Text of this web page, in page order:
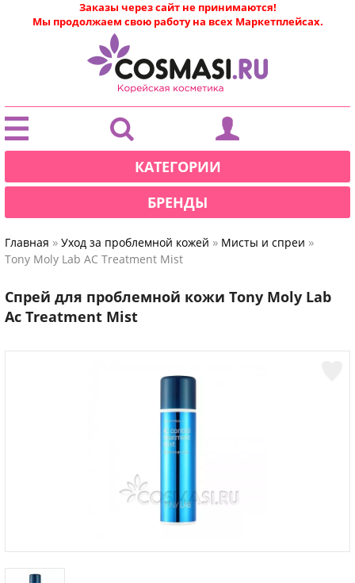
|
Заказы через сайт не принимаются!
Мы продолжаем свою работу на всех Маркетплейсах.
КАТЕГОРИИ
БРЕНДЫ
Главная » Уход за проблемной кожей » Мисты и спреи »
Tony Moly Lab AC Treatment Mist
Спрей для проблемной кожи Tony Moly Lab
Ac Treatment Mist